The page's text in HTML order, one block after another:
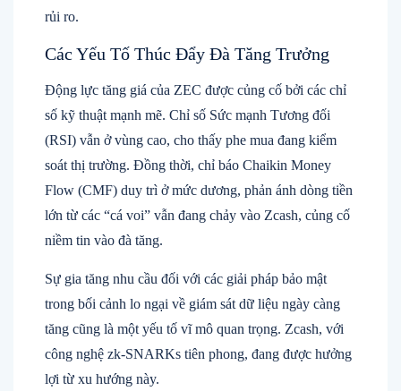
rủi ro.
Các Yếu Tố Thúc Đẩy Đà Tăng Trưởng
Động lực tăng giá của ZEC được củng cố bởi các chỉ
số kỹ thuật mạnh mẽ. Chỉ số Sức mạnh Tương đối
(RSI) vẫn ở vùng cao, cho thấy phe mua đang kiểm
soát thị trường. Đồng thời, chỉ báo Chaikin Money
Flow (CMF) duy trì ở mức dương, phản ánh dòng tiền
lớn từ các “cá voi” vẫn đang chảy vào Zcash, củng cố
niềm tin vào đà tăng.
Sự gia tăng nhu cầu đối với các giải pháp bảo mật
trong bối cảnh lo ngại về giám sát dữ liệu ngày càng
tăng cũng là một yếu tố vĩ mô quan trọng. Zcash, với
công nghệ zk-SNARKs tiên phong, đang được hưởng
lợi từ xu hướng này.